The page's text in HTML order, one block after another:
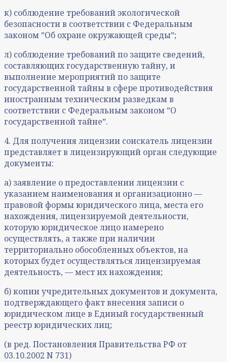
к) соблюдение требований экологической
безопасности в соответствии с Федеральным
законом ˮОб охране окружающей средыˮ;
л) соблюдение требований по защите сведений,
составляющих государственную тайну, и
выполнение мероприятий по защите
государственной тайны в сфере противодействия
иностранным техническим разведкам в
соответствии с Федеральным законом ˮО
государственной тайнеˮ.
4. Для получения лицензии соискатель лицензии
представляет в лицензирующий орган следующие
документы:
а) заявление о предоставлении лицензии с
указанием наименования и организационно —
правовой формы юридического лица, места его
нахождения, лицензируемой деятельности,
которую юридическое лицо намерено
осуществлять, а также при наличии
территориально обособленных объектов, на
которых будет осуществляться лицензируемая
деятельность, — мест их нахождения;
б) копии учредительных документов и документа,
подтверждающего факт внесения записи о
юридическом лице в Единый государственный
реестр юридических лиц;
(в ред. Постановления Правительства РФ от
03.10.2002 N 731)